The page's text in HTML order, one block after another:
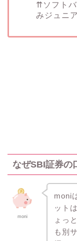
⇈ソフト
みジュニ
なぜSBI証券の
moni
moni
ット
ょっ
も別